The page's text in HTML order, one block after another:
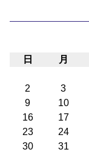
日
月
2
3
9
10
16
17
23
24
30
31